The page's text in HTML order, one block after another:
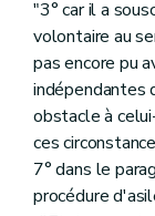
"3° car il a
volontaire au
pas encore pu
indépendantes
obstacle à
ces
7° dans le
procédure